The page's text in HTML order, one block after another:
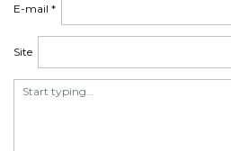
E-mail *
Site